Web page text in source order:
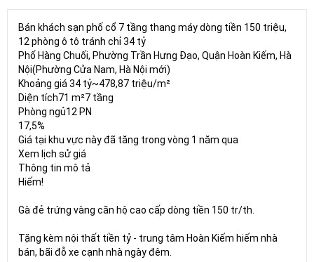
Bán khách sạn phố cổ 7 tầng thang máy dòng tiền 150 triệu,
12 phòng ô tô tránh chỉ 34 tỷ
Phố Hàng Chuối, Phường Trần Hưng Đạo, Quận Hoàn Kiếm, Hà
Nội(Phường Cửa Nam, Hà Nội mới)
Khoảng giá 34 tỷ~478,87 triệu/m²
Diện tích71 m²7 tầng
Phòng ngủ12 PN
17,5%
Giá tại khu vực này đã tăng trong vòng 1 năm qua
Xem lịch sử giá
Thông tin mô tả
Hiếm!
Gà đẻ trứng vàng căn hộ cao cấp dòng tiền 150 tr/th.
Tặng kèm nội thất tiền tỷ - trung tâm Hoàn Kiếm hiếm nhà
bán, bãi đỗ xe cạnh nhà ngày đêm.